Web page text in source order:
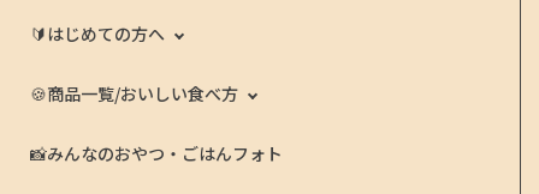
🔰はじめての方へ
🍪商品一覧/おいしい食べ方
📸みんなのおやつ・ごはんフォト